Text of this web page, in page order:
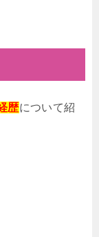
歴について紹